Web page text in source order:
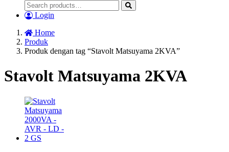
Login
Home
Produk
Produk dengan tag “Stavolt Matsuyama 2KVA”
Stavolt Matsuyama 2KVA